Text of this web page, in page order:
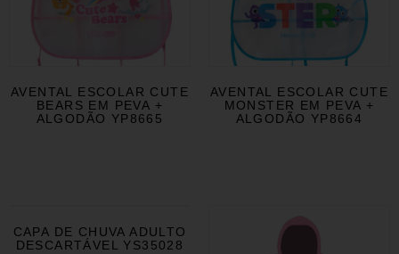
AVENTAL ESCOLAR CUTE
BEARS EM PEVA +
ALGODÃO YP8665
AVENTAL ESCOLAR CUTE
MONSTER EM PEVA +
ALGODÃO YP8664
CAPA DE CHUVA ADULTO
DESCARTÁVEL YS35028